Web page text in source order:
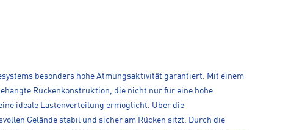
besonders hohe Atmungsaktivität garantiert. Mit einem
Rückenkonstruktion, die nicht nur für eine hohe
ideale Lastenverteilung ermöglicht. Über die
Gelände stabil und sicher am Rücken sitzt. Durch die